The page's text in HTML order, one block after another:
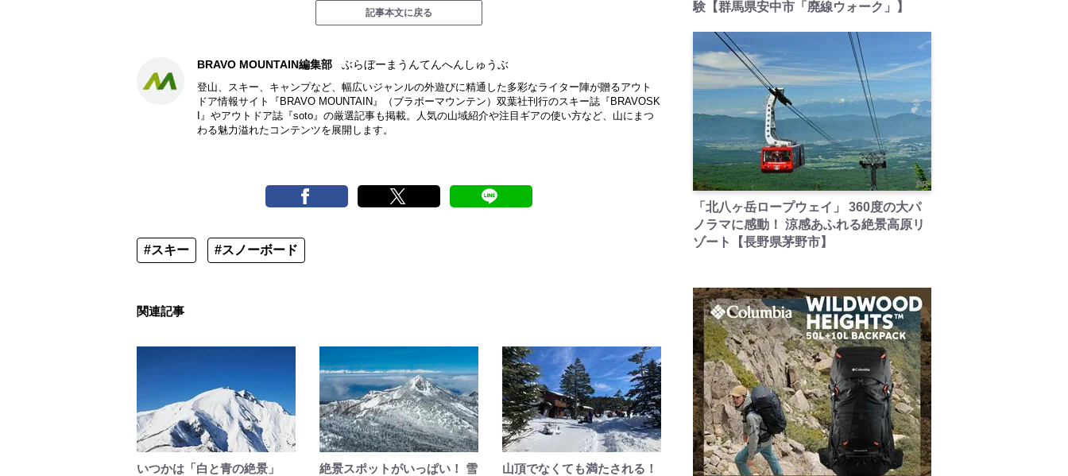
記事本文に戻る
BRAVO MOUNTAIN編集部 ぶらぼーまうんてんへんしゅうぶ
登山、スキー、キャンプなど、幅広いジャンルの外遊びに精通した多彩なライター陣が贈るアウト
ドア情報サイト『BRAVO MOUNTAIN』（ブラボーマウンテン）双葉社刊行のスキー誌『BRAVOSK
I』やアウトドア誌『soto』の厳選記事も掲載。人気の山域紹介や注目ギアの使い方など、山にまつ
わる魅力溢れたコンテンツを展開します。
#スキー #スノーボード
関連記事
いつかは「白と青の絶景」
絶景スポットがいっぱい！ 雪
山頂でなくても満たされる！
験【群馬県安中市「廃線ウォーク」】
PR
「北八ヶ岳ロープウェイ」 360度の大パ
ノラマに感動！ 涼感あふれる絶景高原リ
ゾート【長野県茅野市】